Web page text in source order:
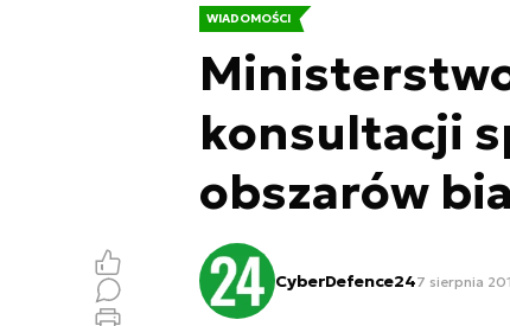
WIADOMOŚCI
konsultacji
obszarów
CyberDefence247 sierpnia